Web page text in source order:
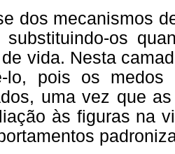
dos mecanismos
substituindo-os
vida. Nesta
lo, pois os medos
uma vez que
às figuras na